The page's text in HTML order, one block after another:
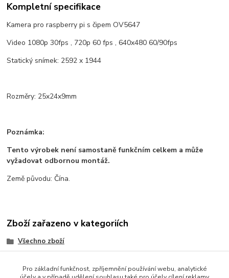
Kompletní specifikace
Kamera pro raspberry pi s čipem OV5647
Video 1080p 30fps , 720p 60 fps , 640x480 60/90fps
Statický snímek: 2592 x 1944
Rozměry: 25x24x9mm
Poznámka:
Tento výrobek není samostaně funkčním celkem a může
vyžadovat odbornou montáž.
Země původu: Čína.
Zboží zařazeno v kategoriích
Všechno zboží
Senzory a moduly
Pro základní funkčnost, zpříjemnění používání webu, analytické